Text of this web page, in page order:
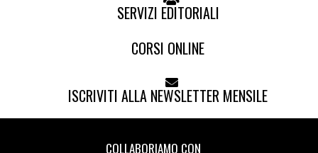
SERVIZI EDITORIALI
CORSI ONLINE
ISCRIVITI ALLA NEWSLETTER MENSILE
COLLABORIAMO CON